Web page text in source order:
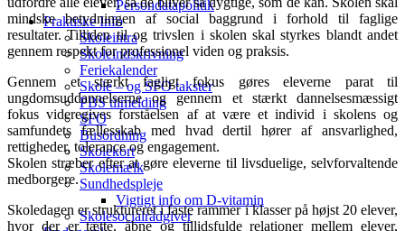
Persondatapolitik
Praktiske Info
Skoleintra
Skoleindskrivning
Feriekalender
Skole – og SFO takster
PBS tilmelding
SFO
Busordning
Skolekort
Skolemælk
Sundhedspleje
Vigtigt info om D-vitamin
Skolesocialrådgiver
mindske betydningen af social baggrund i forhold til faglige
resultater. Tilliden til og trivslen i skolen skal styrkes blandt andet
gennem respekt for professionel viden og praksis.
Gennem et stærkt fagligt fokus gøres eleverne parat til
ungdomsuddannelserne og gennem et stærkt dannelsesmæssigt
fokus videregives forståelsen af at være et individ i skolens og
samfundets fællesskab med hvad dertil hører af ansvarlighed,
rettigheder, tolerance og engagement.
Skolen stræber efter at gøre eleverne til livsduelige, selvforvaltende
medborgere.
Skoledagen er struktureret i faste rammer i klasser på højst 20 elever,
hvor der er tætte, åbne og tillidsfulde relationer mellem elever,